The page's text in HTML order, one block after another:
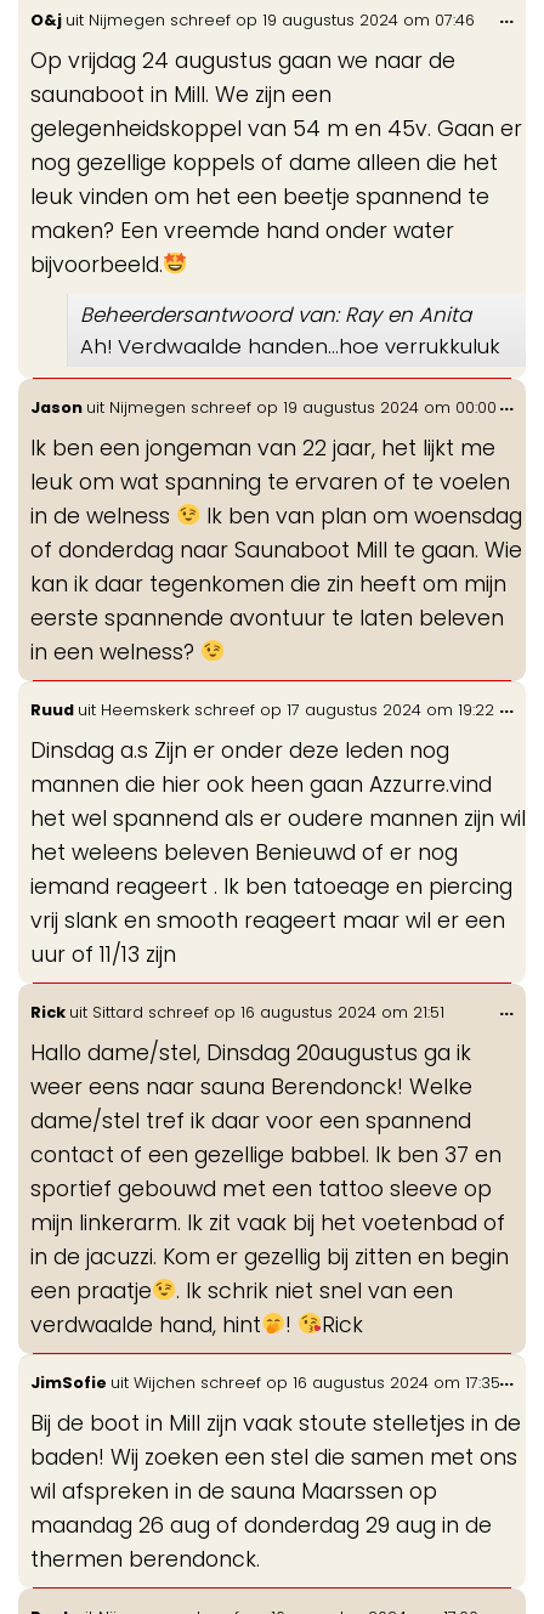
O&j uit Nijmegen schreef op 19 augustus 2024 om 07:46
Op vrijdag 24 augustus gaan we naar de
saunaboot in Mill. We zijn een
gelegenheidskoppel van 54 m en 45v. Gaan er
nog gezellige koppels of dame alleen die het
leuk vinden om het een beetje spannend te
maken? Een vreemde hand onder water
bijvoorbeeld.
Beheerdersantwoord van: Ray en Anita
Ah! Verdwaalde handen…hoe verrukkuluk
...
Jason uit Nijmegen schreef op 19 augustus 2024 om 00:00
Ik ben een jongeman van 22 jaar, het lijkt me
leuk om wat spanning te ervaren of te voelen
in de welness
Ik ben van plan om woensdag
of donderdag naar Saunaboot Mill te gaan. Wie
kan ik daar tegenkomen die zin heeft om mijn
eerste spannende avontuur te laten beleven
in een welness?
...
Ruud uit Heemskerk schreef op 17 augustus 2024 om 19:22
Dinsdag a.s Zijn er onder deze leden nog
mannen die hier ook heen gaan Azzurre.vind
het wel spannend als er oudere mannen zijn wil
het weleens beleven Benieuwd of er nog
iemand reageert . Ik ben tatoeage en piercing
vrij slank en smooth reageert maar wil er een
uur of 11/13 zijn
...
Rick uit Sittard schreef op 16 augustus 2024 om 21:51
Hallo dame/stel, Dinsdag 20augustus ga ik
weer eens naar sauna Berendonck! Welke
dame/stel tref ik daar voor een spannend
contact of een gezellige babbel. Ik ben 37 en
sportief gebouwd met een tattoo sleeve op
mijn linkerarm. Ik zit vaak bij het voetenbad of
in de jacuzzi. Kom er gezellig bij zitten en begin
een praatje
. Ik schrik niet snel van een
verdwaalde hand, hint
! Rick
...
JimSofie uit Wijchen schreef op 16 augustus 2024 om 17:35
Bij de boot in Mill zijn vaak stoute stelletjes in de
baden! Wij zoeken een stel die samen met ons
wil afspreken in de sauna Maarssen op
maandag 26 aug of donderdag 29 aug in de
thermen berendonck.
...